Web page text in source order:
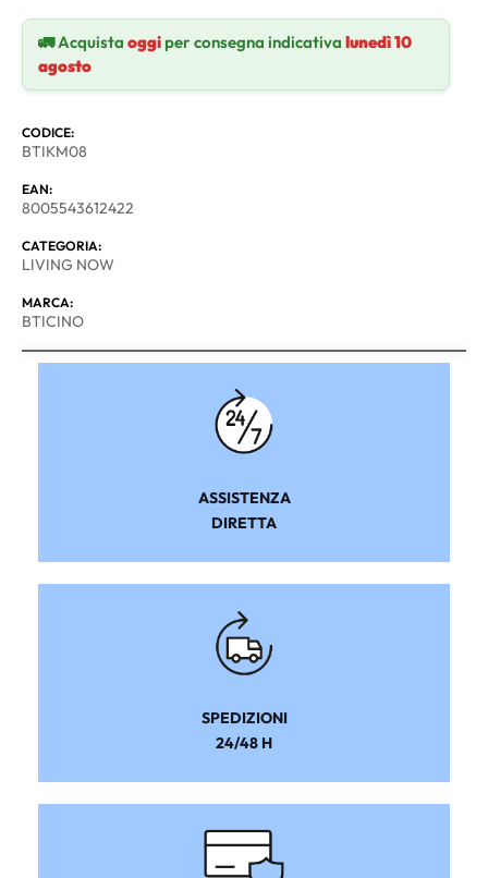
🚛 Acquista oggiper consegna indicativa lunedì 10
agosto
CODICE:
BTIKM08
EAN:
8005543612422
CATEGORIA:
LIVING NOW
MARCA:
BTICINO
ASSISTENZA
DIRETTA
SPEDIZIONI
24/48 H